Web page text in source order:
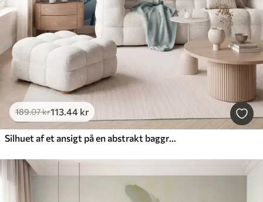
189.07kr113.44 kr
Silhuet af et ansigt på en abstrakt baggrund